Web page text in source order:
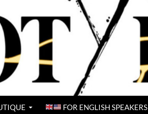
FOR ENGLISH SPEAKERS